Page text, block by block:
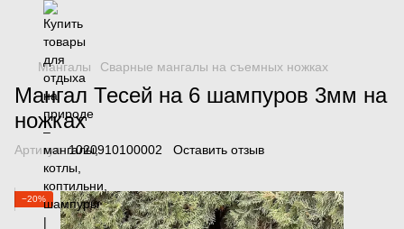
Мангалы Сварные мангалы на съемных ножках
Мангал Тесей на 6 шампуров 3мм на
ножках
Артикул:1020910100002 Оставить отзыв
−20%